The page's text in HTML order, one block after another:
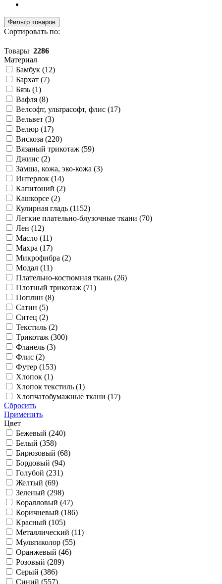
Фильтр товаров
Сортировать по:
Товары 2286
Материал
Бамбук (12)
Бархат (7)
Бязь (1)
Вафля (8)
Велсофт, ультрасофт, флис (17)
Вельвет (3)
Велюр (17)
Вискоза (220)
Вязаный трикотаж (59)
Джинс (2)
Замша, кожа, эко-кожа (3)
Интерлок (14)
Капитоний (2)
Кашкорсе (2)
Кулирная гладь (1152)
Легкие плательно-блузочные ткани (70)
Лен (12)
Масло (11)
Махра (17)
Микрофибра (2)
Модал (11)
Плательно-костюмная ткань (26)
Плотный трикотаж (71)
Поплин (8)
Сатин (5)
Ситец (2)
Текстиль (2)
Трикотаж (300)
Фланель (3)
Флис (2)
Футер (153)
Хлопок (1)
Хлопок текстиль (1)
Хлопчатобумажные ткани (17)
Сбросить
Применить
Цвет
Бежевый (240)
Белый (358)
Бирюзовый (68)
Бордовый (94)
Голубой (231)
Желтый (69)
Зеленый (298)
Коралловый (47)
Коричневый (186)
Красный (105)
Металлический (11)
Мультиколор (55)
Оранжевый (46)
Розовый (289)
Серый (386)
Синий (557)